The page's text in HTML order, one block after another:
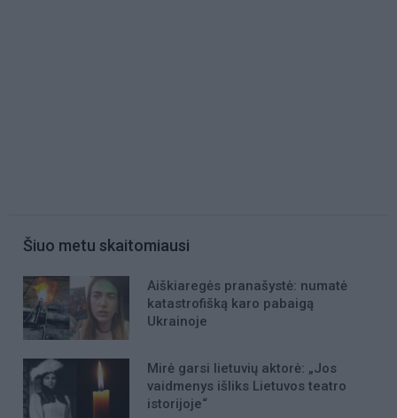
Šiuo metu skaitomiausi
Aiškiaregės pranašystė: numatė
katastrofišką karo pabaigą
Ukrainoje
Mirė garsi lietuvių aktorė: „Jos
vaidmenys išliks Lietuvos teatro
istorijoje“